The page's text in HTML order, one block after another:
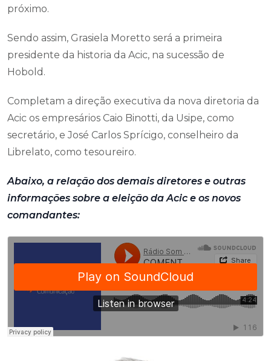
próximo.
Sendo assim, Grasiela Moretto será a primeira
presidente da historia da Acic, na sucessão de
Hobold.
Completam a direção executiva da nova diretoria da
Acic os empresários Caio Binotti, da Usipe, como
secretário, e José Carlos Sprícigo, conselheiro da
Librelato, como tesoureiro.
Abaixo, a relação dos demais diretores e outras
informações sobre a eleição da Acic e os novos
comandantes: